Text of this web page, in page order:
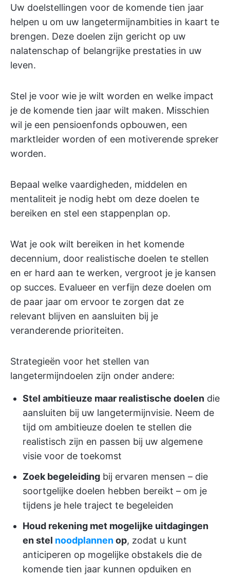
Uw doelstellingen voor de komende tien jaar
helpen u om uw langetermijnambities in kaart te
brengen. Deze doelen zijn gericht op uw
nalatenschap of belangrijke prestaties in uw
leven.
Stel je voor wie je wilt worden en welke impact
je de komende tien jaar wilt maken. Misschien
wil je een pensioenfonds opbouwen, een
marktleider worden of een motiverende spreker
worden.
Bepaal welke vaardigheden, middelen en
mentaliteit je nodig hebt om deze doelen te
bereiken en stel een stappenplan op.
Wat je ook wilt bereiken in het komende
decennium, door realistische doelen te stellen
en er hard aan te werken, vergroot je je kansen
op succes. Evalueer en verfijn deze doelen om
de paar jaar om ervoor te zorgen dat ze
relevant blijven en aansluiten bij je
veranderende prioriteiten.
Strategieën voor het stellen van
langetermijndoelen zijn onder andere:
Stel ambitieuze maar realistische doelen die
aansluiten bij uw langetermijnvisie. Neem de
tijd om ambitieuze doelen te stellen die
realistisch zijn en passen bij uw algemene
visie voor de toekomst
Zoek begeleiding bij ervaren mensen – die
soortgelijke doelen hebben bereikt – om je
tijdens je hele traject te begeleiden
Houd rekening met mogelijke uitdagingen
en stel noodplannenop, zodat u kunt
anticiperen op mogelijke obstakels die de
komende tien jaar kunnen opduiken en